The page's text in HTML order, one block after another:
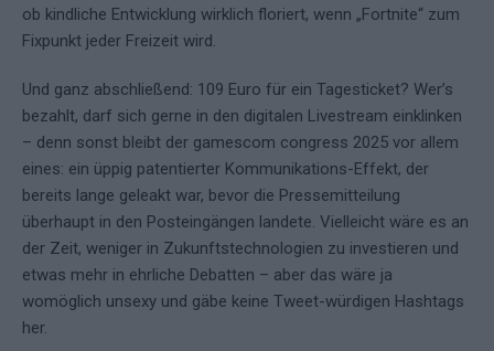
ob kindliche Entwicklung wirklich floriert, wenn „Fortnite“ zum
Fixpunkt jeder Freizeit wird.
Und ganz abschließend: 109 Euro für ein Tagesticket? Wer’s
bezahlt, darf sich gerne in den digitalen Livestream einklinken
– denn sonst bleibt der gamescom congress 2025 vor allem
eines: ein üppig patentierter Kommunikations-Effekt, der
bereits lange geleakt war, bevor die Pressemitteilung
überhaupt in den Posteingängen landete. Vielleicht wäre es an
der Zeit, weniger in Zukunftstechnologien zu investieren und
etwas mehr in ehrliche Debatten – aber das wäre ja
womöglich unsexy und gäbe keine Tweet-würdigen Hashtags
her.